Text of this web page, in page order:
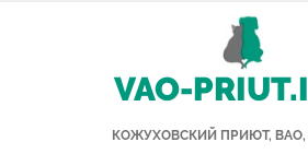
VAO-
КОЖУХОВСКИЙ ПРИЮТ, ВАО,